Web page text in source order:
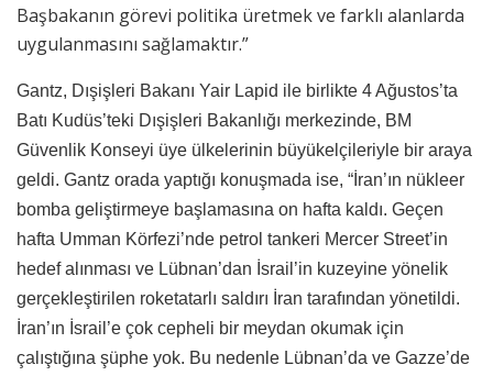
Başbakanın görevi politika üretmek ve farklı alanlarda
uygulanmasını sağlamaktır.”
Gantz, Dışişleri Bakanı Yair Lapid ile birlikte 4 Ağustos’ta
Batı Kudüs’teki Dışişleri Bakanlığı merkezinde, BM
Güvenlik Konseyi üye ülkelerinin büyükelçileriyle bir araya
geldi. Gantz orada yaptığı konuşmada ise, “İran’ın nükleer
bomba geliştirmeye başlamasına on hafta kaldı. Geçen
hafta Umman Körfezi’nde petrol tankeri Mercer Street’in
hedef alınması ve Lübnan’dan İsrail’in kuzeyine yönelik
gerçekleştirilen roketatarlı saldırı İran tarafından yönetildi.
İran’ın İsrail’e çok cepheli bir meydan okumak için
çalıştığına şüphe yok. Bu nedenle Lübnan’da ve Gazze’de